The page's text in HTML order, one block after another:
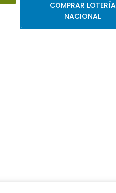
COMPRAR LOTERÍA
NACIONAL